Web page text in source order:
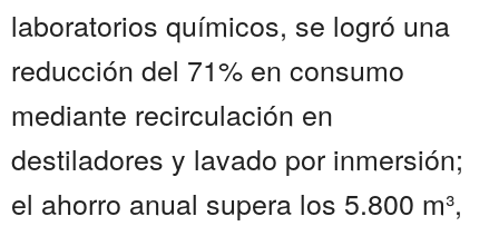
laboratorios químicos, se logró una
reducción del 71% en consumo
mediante recirculación en
destiladores y lavado por inmersión;
el ahorro anual supera los 5.800 m³,